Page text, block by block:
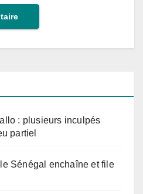
: plusieurs inculpés
partiel
Sénégal enchaîne et file